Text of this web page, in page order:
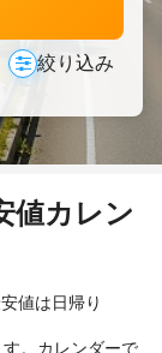
絞り込み
値カレン
値は日帰り
。カレンダーで